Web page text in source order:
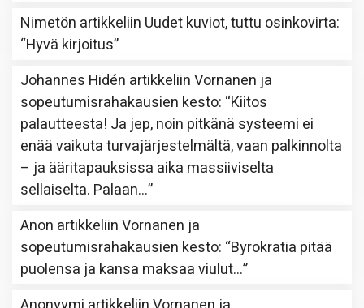
Nimetön artikkeliin Uudet kuviot, tuttu osinkovirta:
“Hyvä kirjoitus”
Johannes Hidén artikkeliinVornanen ja
sopeutumisrahakausien kesto: “Kiitos
palautteesta! Ja jep, noin pitkänä systeemi ei
enää vaikuta turvajärjestelmältä, vaan palkinnolta
– ja ääritapauksissa aika massiiviselta
sellaiselta. Palaan…”
Anon artikkeliinVornanen ja
sopeutumisrahakausien kesto: “Byrokratia pitää
puolensa ja kansa maksaa viulut…”